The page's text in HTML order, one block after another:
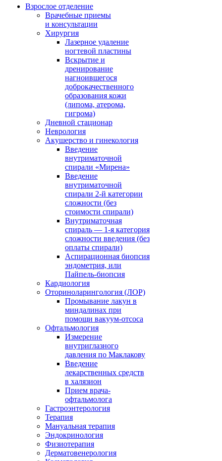
Взрослое отделение
Врачебные приемы
и консультации
Хирургия
Лазерное удаление
ногтевой пластины
Вскрытие и
дренирование
нагноившегося
доброкачественного
образования кожи
(липома, атерома,
гигрома)
Дневной стационар
Неврология
Акушерство и гинекология
Введение
внутриматочной
спирали «Мирена»
Введение
внутриматочной
спирали 2-й категории
сложности (без
стоимости спирали)
Внутриматочная
спираль — 1-я категория
сложности введения (без
оплаты спирали)
Аспирационная биопсия
эндометрия, или
Пайпель-биопсия
Кардиология
Оториноларингология (ЛОР)
Промывание лакун в
миндалинах при
помощи вакуум-отсоса
Офтальмология
Измерение
внутриглазного
давления по Маклакову
Введение
лекарственных средств
в халязион
Прием врача-
офтальмолога
Гастроэнтерология
Терапия
Мануальная терапия
Эндокринология
Физиотерапия
Дерматовенерология